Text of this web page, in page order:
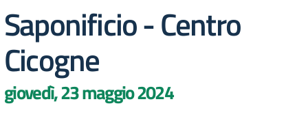
Saponificio - Centro
Cicogne
giovedì, 23 maggio 2024